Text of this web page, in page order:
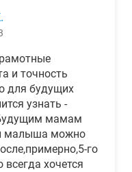
и точность
для будущих
узнать -
мамам
малыша можно
го
хочется